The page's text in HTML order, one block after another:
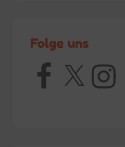
Folge uns
Facebook
X Instagram